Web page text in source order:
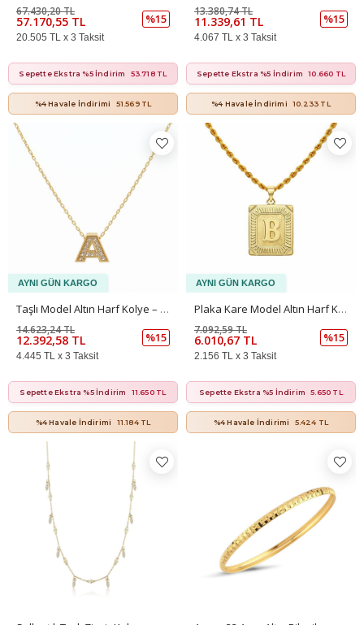
57.170,55 TL
67.430,20 TL
%15
20.505 TL x 3 Taksit
Sepette Ekstra %5 İndirim 53.718 TL
%4 Havale İndirimi 51.569 TL
11.339,61 TL
13.380,74 TL
%15
4.067 TL x 3 Taksit
Sepette Ekstra %5 İndirim 10.660 TL
%4 Havale İndirimi 10.233 TL
Taşlı Model Altın Harf Kolye – Işıltılı Şık Tasarım (0,90 × 0,90 Cm – 0,25 Mm)
12.392,58 TL
14.623,24 TL
%15
4.445 TL x 3 Taksit
Sepette Ekstra %5 İndirim 11.650 TL
%4 Havale İndirimi 11.184 TL
Plaka Kare Model Altın Harf Kolye Ucu – Minimal Şık Tasarım (2,2 × 1,60 Cm – 0,05 Mm)
6.010,67 TL
7.092,59 TL
%15
2.156 TL x 3 Taksit
Sepette Ekstra %5 İndirim 5.650 TL
%4 Havale İndirimi 5.424 TL